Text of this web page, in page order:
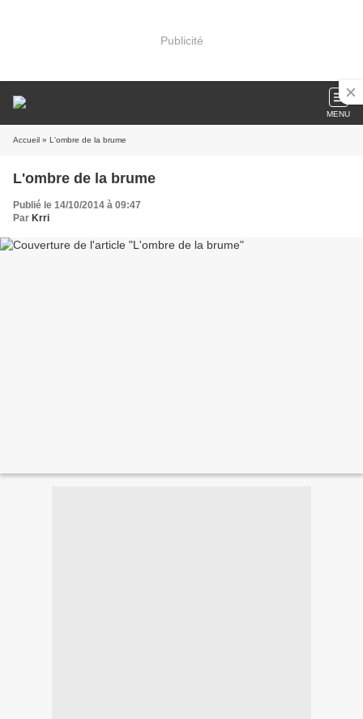
Publicité
MENU
Accueil » L'ombre de la brume
L'ombre de la brume
Publié le 14/10/2014 à 09:47
Par Krri